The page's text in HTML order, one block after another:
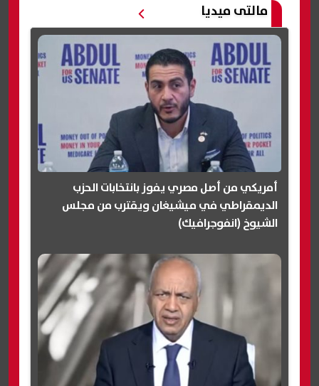
مالتى ميديا
أمريكي من أصل مصري يفوز بانتخابات الحزب
الديمقراطي في ميشيغان ويقترب من مجلس
الشيوخ (انفوجرافيك)